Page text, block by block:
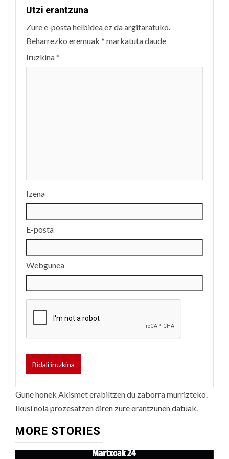
Utzi erantzuna
Zure e-posta helbidea ez da argitaratuko.
Beharrezko eremuak * markatuta daude
Iruzkina*
Izena
E-posta
Webgunea
Gune honek Akismet erabiltzen du zaborra murrizteko.
Ikusi nola prozesatzen diren zure erantzunen datuak.
MORE STORIES